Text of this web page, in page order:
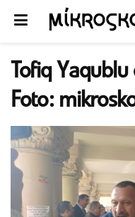
Tofiq
Foto: